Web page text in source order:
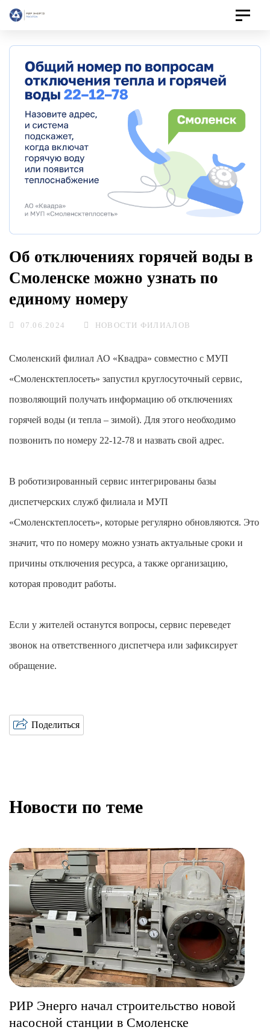
Toggle
Об отключениях горячей воды в
Смоленске можно узнать по
единому номеру
07.06.2024 НОВОСТИ ФИЛИАЛОВ
Смоленский филиал АО «Квадра» совместно с МУП
«Смоленсктеплосеть» запустил круглосуточный сервис,
позволяющий получать информацию об отключениях
горячей воды (и тепла – зимой). Для этого необходимо
позвонить по номеру 22-12-78 и назвать свой адрес.
В роботизированный сервис интегрированы базы
диспетчерских служб филиала и МУП
«Смоленсктеплосеть», которые регулярно обновляются. Это
значит, что по номеру можно узнать актуальные сроки и
причины отключения ресурса, а также организацию,
которая проводит работы.
Если у жителей останутся вопросы, сервис переведет
звонок на ответственного диспетчера или зафиксирует
обращение.
Поделиться
Новости по теме
РИР Энерго начал строительство новой
насосной станции в Смоленске